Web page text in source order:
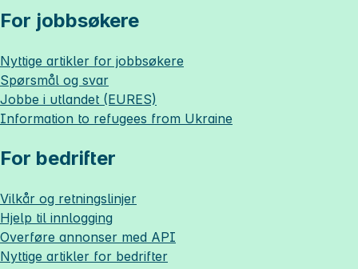
For jobbsøkere
Nyttige artikler for jobbsøkere
Spørsmål og svar
Jobbe i utlandet (EURES)
Information to refugees from Ukraine
For bedrifter
Vilkår og retningslinjer
Hjelp til innlogging
Overføre annonser med API
Nyttige artikler for bedrifter